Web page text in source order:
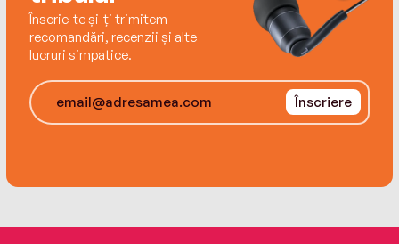
Înscrie-te și-ți trimitem
recomandări, recenzii și alte
lucruri simpatice.
Înscriere